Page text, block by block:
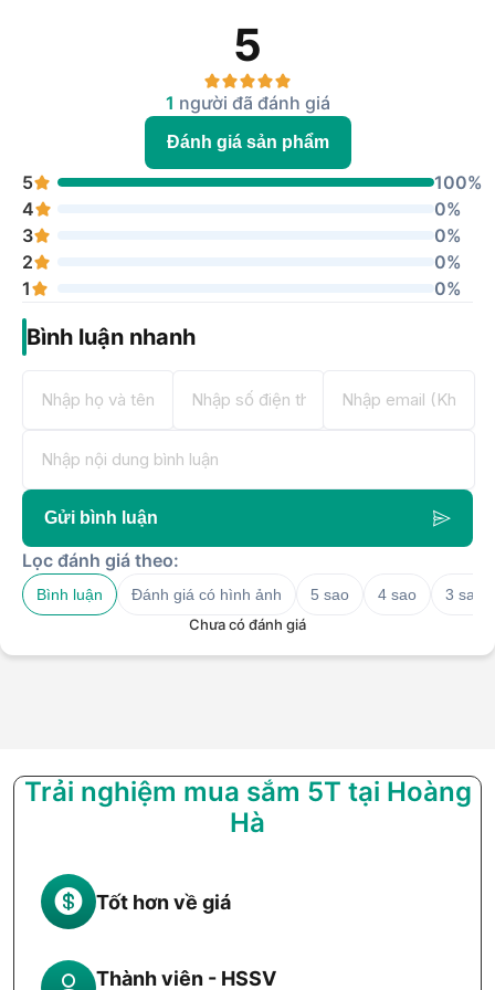
5
1 người đã đánh giá
Đánh giá sản phẩm
5
100%
4
0%
3
0%
2
0%
1
0%
Bình luận nhanh
Gửi bình luận
Lọc đánh giá theo:
Bình luận Đánh giá có hình ảnh 5 sao 4 sao
3 sao
Chưa có đánh giá
Trải nghiệm mua sắm 5T tại Hoàng
Hà
Tốt hơn về giá
Thành viên - HSSV